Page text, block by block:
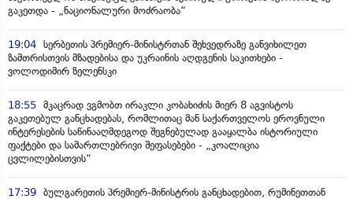
გაკეთდა - „ნაციონალური მოძრაობა“
19:04 სერბეთის პრემიერ-მინისტრთან შეხვედრაზე განვიხილეთ
ზამთრისთვის მზადებისა და უკრაინის აღდგენის საკითხები -
ვოლოდიმირ ზელენსკი
18:55 მკაცრად ვგმობთ ირაკლი კობახიძის მიერ 8 აგვისტოს
გაკეთებულ განცხადებას, რომლითაც მან საქართველოს ეროვნული
ინტერესების საწინააღმდეგოდ შეგნებულად გააყალბა ისტორიული
ფაქტები და სამართლებრივი შეფასებები - „კოალიცია
ცვლილებისთვის“
17:39 ბულგარეთის პრემიერ-მინისტრის განცხადებით, რუმინეთთან